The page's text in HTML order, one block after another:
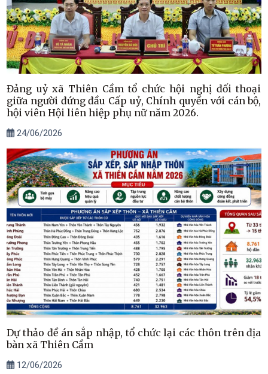
Đảng uỷ xã Thiên Cầm tổ chức hội nghị đối thoại
giữa người đứng đầu Cấp uỷ, Chính quyền với cán bộ,
hội viên Hội liên hiệp phụ nữ năm 2026.
24/06/2026
Dự thảo đề án sắp nhập, tổ chức lại các thôn trên địa
bàn xã Thiên Cầm
12/06/2026